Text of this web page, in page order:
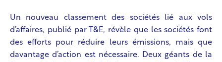
Un nouveau classement des sociétés lié aux vols
d’affaires, publié par T&E, révèle que les sociétés font
des efforts pour réduire leurs émissions, mais que
davantage d’action est nécessaire.
Deux géants de la